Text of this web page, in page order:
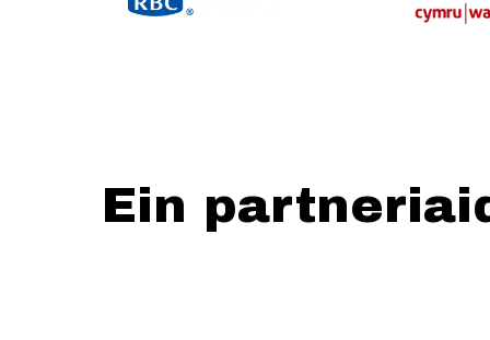
Ein